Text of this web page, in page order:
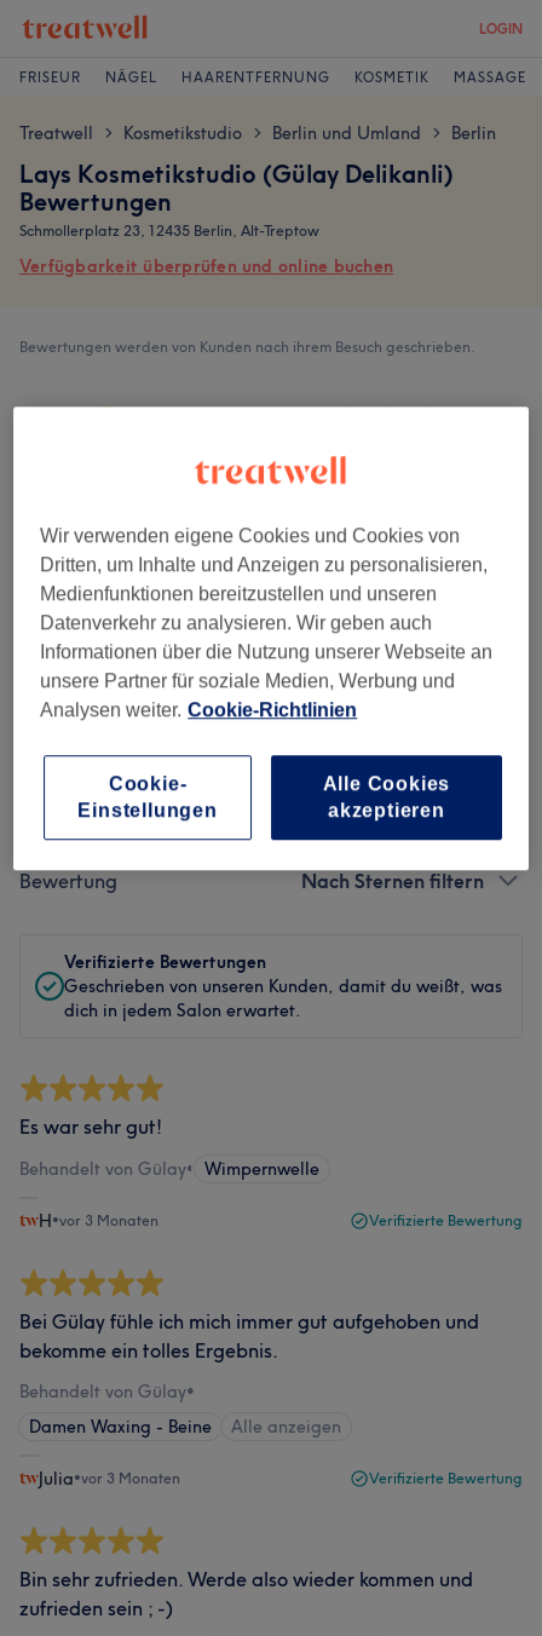
LOGIN
FRISEUR NÄGEL HAARENTFERNUNG KOSMETIK MASSAGE
Treatwell > Kosmetikstudio > Berlin und Umland > Berlin
Lays Kosmetikstudio (Gülay Delikanli)
Bewertungen
Schmollerplatz 23, 12435 Berlin, Alt-Treptow
Verfügbarkeit überprüfen und online buchen
Bewertungen werden von Kunden nach ihrem Besuch geschrieben.
4,8
Sauberkeit
Service
Behandlung Alle Bewertungen
Bewertung Nach Sternen filtern
Verifizierte Bewertungen
Geschrieben von unseren Kunden, damit du weißt, was
dich in jedem Salon erwartet.
Es war sehr gut!
Behandelt von Gülay• Wimpernwelle
H•vor 3 Monaten Verifizierte Bewertung
Bei Gülay fühle ich mich immer gut aufgehoben und
bekomme ein tolles Ergebnis.
Behandelt von Gülay•
Damen Waxing - Beine
Alle anzeigen
Julia•vor 3 Monaten Verifizierte Bewertung
Bin sehr zufrieden. Werde also wieder kommen und
zufrieden sein ; -)
Wir verwenden eigene Cookies und Cookies von
Dritten, um Inhalte und Anzeigen zu personalisieren,
Medienfunktionen bereitzustellen und unseren
Datenverkehr zu analysieren. Wir geben auch
Informationen über die Nutzung unserer Webseite an
unsere Partner für soziale Medien, Werbung und
Analysen weiter. Cookie-Richtlinien
Cookie-
Einstellungen
Alle Cookies
akzeptieren